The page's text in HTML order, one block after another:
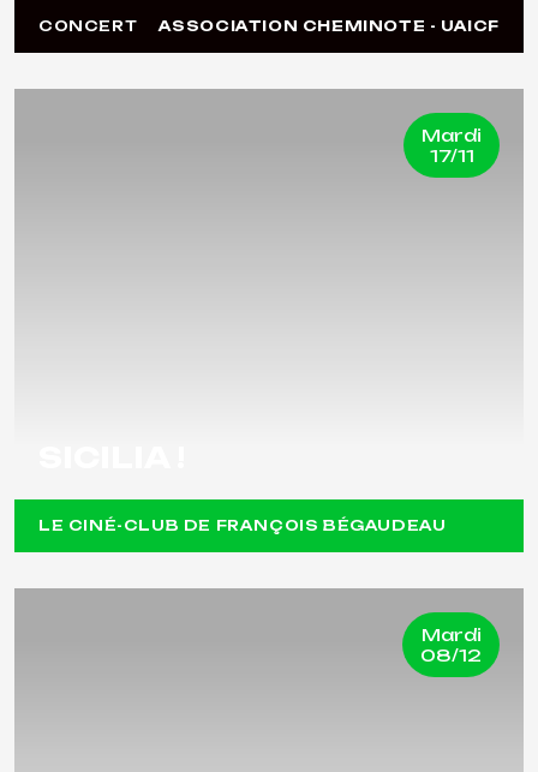
CONCERT ASSOCIATION CHEMINOTE - UAICF
Mardi
17/11
LE CINÉ-CLUB DE FRANÇOIS BÉGAUDEAU
Mardi
08/12